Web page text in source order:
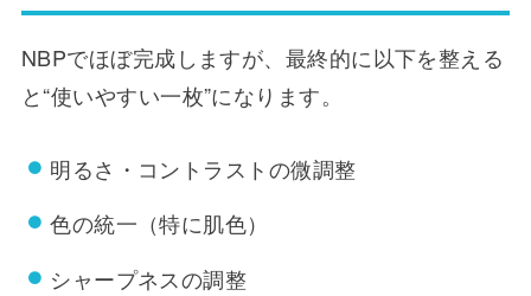
NBPでほぼ完成しますが、最終的に以下を整える
と“使いやすい一枚”になります。
明るさ・コントラストの微調整
色の統一（特に肌色）
シャープネスの調整